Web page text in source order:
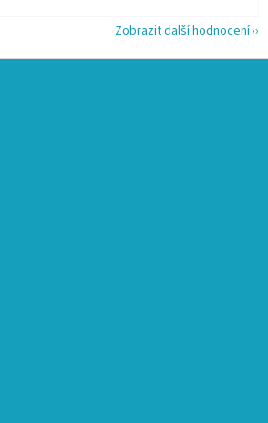
Zobrazit další hodnocení